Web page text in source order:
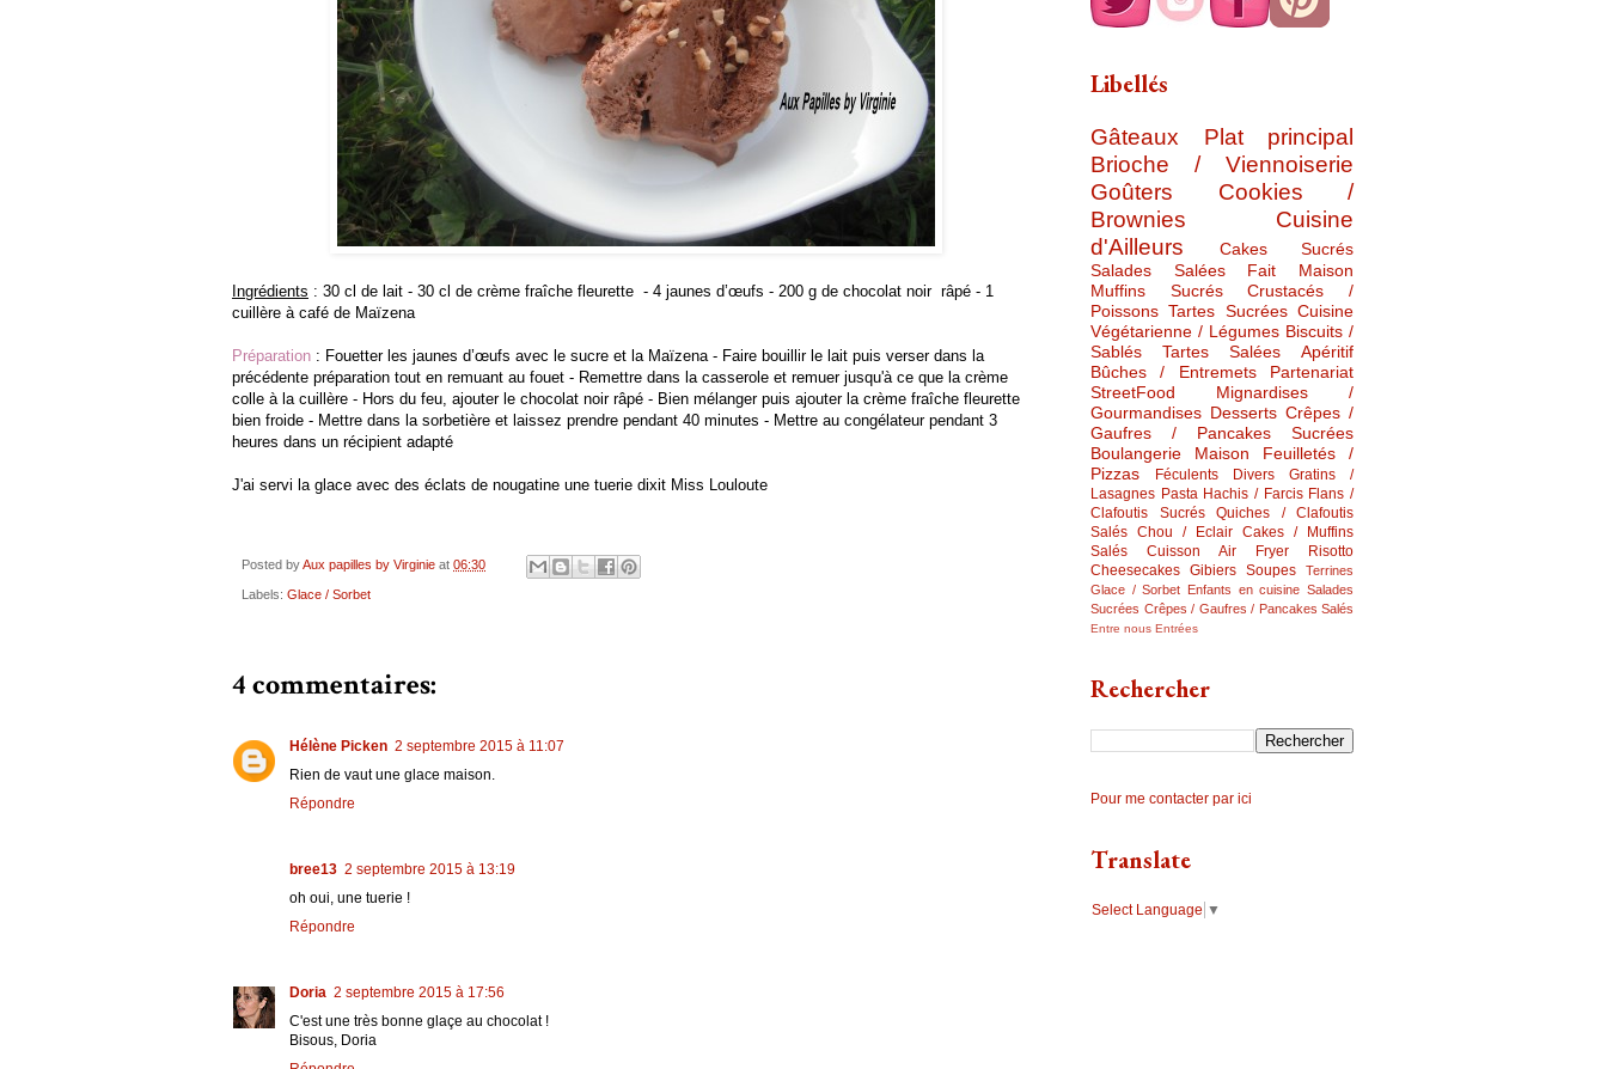
Ingrédients : 30 cl de lait - 30 cl de crème fraîche fleurette - 4 jaunes d’œufs - 200 g de chocolat noir râpé - 1
cuillère à café de Maïzena
Préparation : Fouetter les jaunes d’œufs avec le sucre et la Maïzena - Faire bouillir le lait puis verser dans la
précédente préparation tout en remuant au fouet - Remettre dans la casserole et remuer jusqu'à ce que la crème
colle à la cuillère - Hors du feu, ajouter le chocolat noir râpé - Bien mélanger puis ajouter la crème fraîche fleurette
bien froide - Mettre dans la sorbetière et laissez prendre pendant 40 minutes - Mettre au congélateur pendant 3
heures dans un récipient adapté
J'ai servi la glace avec des éclats de nougatine une tuerie dixit Miss Louloute
Posted byAux papilles by Virginie at 06:30
Labels: Glace / Sorbet
4 commentaires:
Hélène Picken 2 septembre 2015 à 11:07
Rien de vaut une glace maison.
Répondre
bree13 2 septembre 2015 à 13:19
oh oui, une tuerie !
Répondre
Doria 2 septembre 2015 à 17:56
C'est une très bonne glaçe au chocolat !
Bisous, Doria
Libellés
Gâteaux
Plat principal
Brioche / Viennoiserie
Goûters
Cookies /
Brownies
Cuisine
d'Ailleurs
Cakes Sucrés
Salades Salées
Fait Maison
Muffins Sucrés
Crustacés /
Poissons Tartes Sucrées Cuisine
Végétarienne / Légumes Biscuits /
Sablés
Tartes Salées
Apéritif
Bûches / Entremets
Partenariat
StreetFood
Mignardises /
Gourmandises Desserts Crêpes /
Gaufres / Pancakes Sucrées
Boulangerie Maison
Feuilletés /
Pizzas
Féculents Divers
Gratins /
Lasagnes Pasta Hachis / Farcis Flans /
Clafoutis Sucrés
Quiches / Clafoutis
Salés Chou / Eclair Cakes / Muffins
Salés
Cuisson Air Fryer
Risotto
Cheesecakes Gibiers Soupes
Terrines
Glace / Sorbet Enfants en cuisine Salades
Sucrées Crêpes / Gaufres / Pancakes Salés
Entre nous Entrées
Rechercher
Pour me contacter par ici
Translate
Select Language ▼